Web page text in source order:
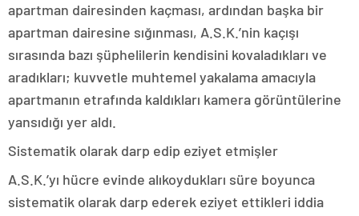
apartman dairesinden kaçması, ardından başka bir
apartman dairesine sığınması, A.S.K.’nin kaçışı
sırasında bazı şüphelilerin kendisini kovaladıkları ve
aradıkları; kuvvetle muhtemel yakalama amacıyla
apartmanın etrafında kaldıkları kamera görüntülerine
yansıdığı yer aldı.
Sistematik olarak darp edip eziyet etmişler
A.S.K.’yı hücre evinde alıkoydukları süre boyunca
sistematik olarak darp ederek eziyet ettikleri iddia